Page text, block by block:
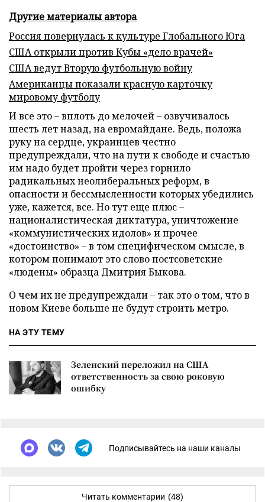
Другие материалы автора
Россия повернулась к культуре Глобального Юга
США открыли против Кубы «дело врачей»
США ведут Вторую футбольную войну
Американцы показали красную карточку
мировому футболу
И все это – вплоть до мелочей – озвучивалось
шесть лет назад, на евромайдане. Ведь, положа
руку на сердце, украинцев честно
предупреждали, что на пути к свободе и счастью
им надо будет пройти через горнило
радикальных неолиберальных реформ, в
опасности и бессмысленности которых убедились
уже, кажется, все. Но тут еще плюс –
националистическая диктатура, уничтожение
«коммунистических идолов» и прочее
«достоинство» – в том специфическом смысле, в
котором понимают это слово постсоветские
«людены» образца Дмитрия Быкова.
О чем их не предупреждали – так это о том, что в
новом Киеве больше не будут строить метро.
НА ЭТУ ТЕМУ
Зеленский переложил на США
ответственность за свою роковую
ошибку
Подписывайтесь на наши каналы
Читать комментарии (48)